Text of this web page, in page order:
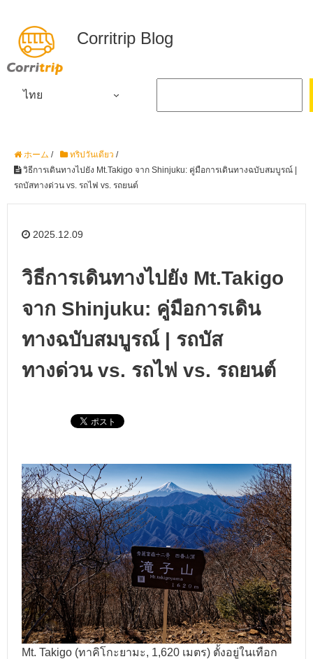
Corritrip Blog
ไทย
ホーム / ทริปวันเดียว /
วิธีการเดินทางไปยัง Mt.Takigo จาก Shinjuku: คู่มือการเดินทางฉบับสมบูรณ์ |
รถบัสทางด่วน vs. รถไฟ vs. รถยนต์
2025.12.09
วิธีการเดินทางไปยัง Mt.Takigo
จาก Shinjuku: คู่มือการเดิน
ทางฉบับสมบูรณ์ | รถบัส
ทางด่วน vs. รถไฟ vs. รถยนต์
Mt. Takigo (ทาคิโกะยามะ, 1,620 เมตร) ตั้งอยู่ในเทือก